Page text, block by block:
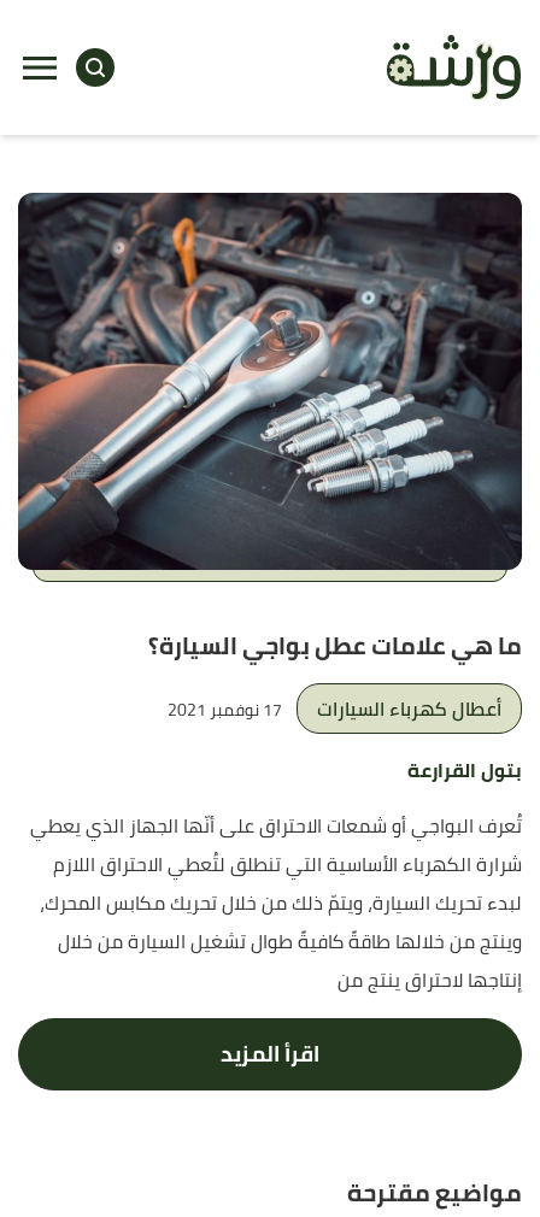
ما هي علامات عطل بواجي السيارة؟
أعطال كهرباء السيارات 17 نوفمبر 2021
بتول القرارعة
تُعرف البواجي أو شمعات الاحتراق على أنّها الجهاز الذي يعطي
شرارة الكهرباء الأساسية التي تنطلق لتُعطي الاحتراق اللازم
لبدء تحريك السيارة، ويتمّ ذلك من خلال تحريك مكابس المحرك،
وينتج من خلالها طاقةً كافيةً طوال تشغيل السيارة من خلال
إنتاجها لاحتراق ينتج من
اقرأ المزيد
مواضيع مقترحة